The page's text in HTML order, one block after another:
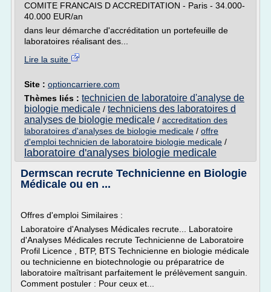
COMITE FRANCAIS D ACCREDITATION - Paris - 34.000-
40.000 EUR/an
dans leur démarche d'accréditation un portefeuille de
laboratoires réalisant des...
Lire la suite
Site : optioncarriere.com
Thèmes liés : technicien de laboratoire d'analyse de
biologie medicale / techniciens des laboratoires d
analyses de biologie medicale / accreditation des
laboratoires d'analyses de biologie medicale / offre
d'emploi technicien de laboratoire biologie medicale /
laboratoire d'analyses biologie medicale
Dermscan recrute Technicienne en Biologie
Médicale ou en ...
Offres d'emploi Similaires :
Laboratoire d'Analyses Médicales recrute... Laboratoire
d'Analyses Médicales recrute Technicienne de Laboratoire
Profil Licence , BTP, BTS Technicienne en biologie médicale
ou technicienne en biotechnologie ou préparatrice de
laboratoire maîtrisant parfaitement le prélèvement sanguin.
Comment postuler : Pour ceux et...